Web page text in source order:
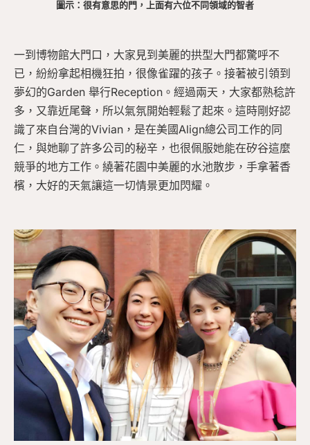
圖示：很有意思的門，上面有六位不同領域的智者
一到博物館大門口，大家見到美麗的拱型大門都驚呼不
已，紛紛拿起相機狂拍，很像雀躍的孩子。接著被引領到
夢幻的Garden 舉行Reception。經過兩天，大家都熟稔許
多，又靠近尾聲，所以氣氛開始輕鬆了起來。這時剛好認
識了來自台灣的Vivian，是在美國Align總公司工作的同
仁，與她聊了許多公司的秘辛，也很佩服她能在矽谷這麼
競爭的地方工作。繞著花園中美麗的水池散步，手拿著香
檳，大好的天氣讓這一切情景更加閃耀。